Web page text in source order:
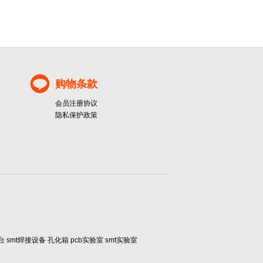
购物条款
会员注册协议
隐私保护政策
smt焊接设备 孔化箱 pcb实验室 smt实验室